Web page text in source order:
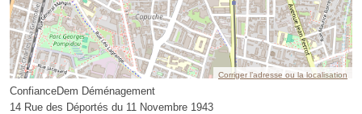
Corriger l’adresse ou la localisation
ConfianceDem Déménagement
14 Rue des Déportés du 11 Novembre 1943